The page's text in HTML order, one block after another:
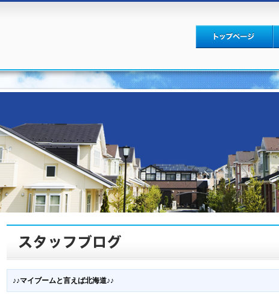
♪♪マイブームと言えば北海道♪♪